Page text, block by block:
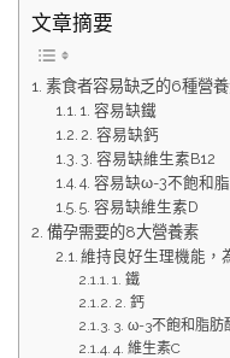
文章摘要
素食者容易缺乏的6種營
1. 容易缺鐵
2. 容易缺鈣
3. 容易缺維生素B12
4. 容易缺ω-3不飽和
5. 容易缺維生素D
備孕需要的8大營養素
維持良好生理機能，
1. 鐵
2. 鈣
3. ω-3不飽和脂肪
4. 維生素C